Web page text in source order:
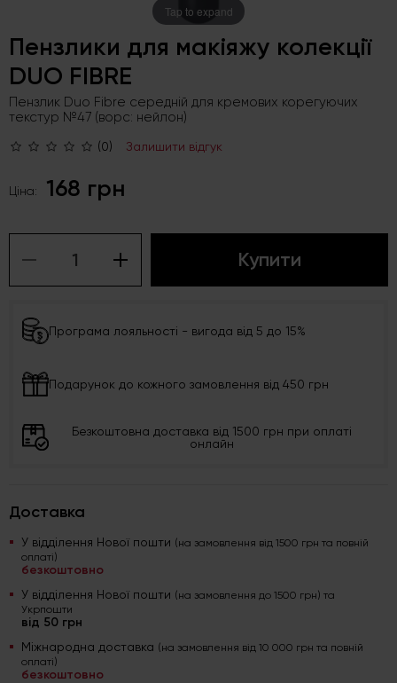
Tap to expand
Пензлики для макіяжу колекції
DUO FIBRE
Пензлик Duo Fibre середній для кремових корегуючих
текстур №47 (ворс: нейлон)
(0) Залишити відгук
Ціна: 168 грн
Купити
Програма лояльності - вигода від 5 до 15%
Подарунок до кожного замовлення від 450 грн
Безкоштовна доставка від 1500 грн при оплаті
онлайн
Доставка
У відділення Нової пошти (на замовлення від 1500 грн та повній
оплаті)
безкоштовно
У відділення Нової пошти (на замовлення до 1500 грн) та
Укрпошти
від 50 грн
Міжнародна доставка (на замовлення від 10 000 грн та повній
оплаті)
безкоштовно